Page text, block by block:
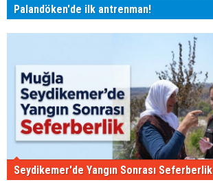
Palandöken'de ilk antrenman!
Seydikemer'de Yangın Sonrası Seferberlik